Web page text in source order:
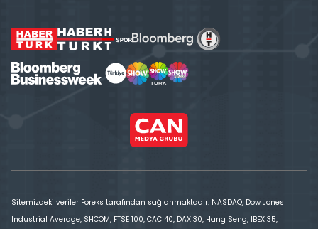
Sitemizdeki veriler Foreks tarafından sağlanmaktadır. NASDAQ, Dow Jones
Industrial Average, SHCOM, FTSE 100, CAC 40, DAX 30, Hang Seng, IBEX 35,